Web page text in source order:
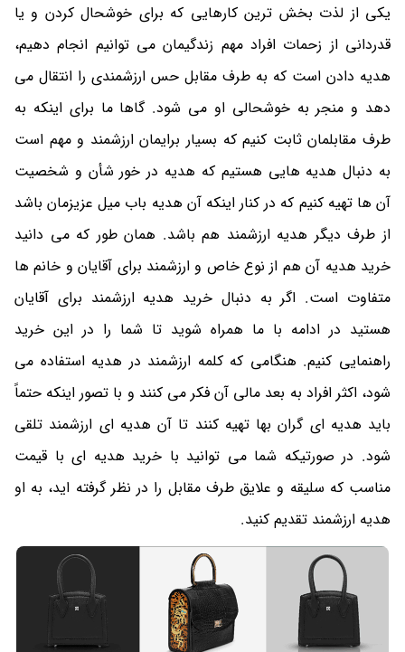
یکی از لذت بخش ترین کارهایی که برای خوشحال کردن و یا
قدردانی از زحمات افراد مهم زندگیمان می توانیم انجام دهیم،
هدیه دادن است که به طرف مقابل حس ارزشمندی را انتقال می
دهد و منجر به خوشحالی او می شود. گاها ما برای اینکه به
طرف مقابلمان ثابت کنیم که بسیار برایمان ارزشمند و مهم است
به دنبال هدیه هایی هستیم که هدیه در خور شأن و شخصیت
آن ها تهیه کنیم که در کنار اینکه آن هدیه باب میل عزیزمان باشد
از طرف دیگر هدیه ارزشمند هم باشد. همان طور که می دانید
خرید هدیه آن هم از نوع خاص و ارزشمند برای آقایان و خانم ها
متفاوت است. اگر به دنبال خرید هدیه ارزشمند برای آقایان
هستید در ادامه با ما همراه شوید تا شما را در این خرید
راهنمایی کنیم. هنگامی که کلمه ارزشمند در هدیه استفاده می
شود، اکثر افراد به بعد مالی آن فکر می کنند و با تصور اینکه حتماً
باید هدیه ای گران بها تهیه کنند تا آن هدیه ای ارزشمند تلقی
شود. در صورتیکه شما می توانید با خرید هدیه ای با قیمت
مناسب که سلیقه و علایق طرف مقابل را در نظر گرفته اید، به او
هدیه ارزشمند تقدیم کنید.